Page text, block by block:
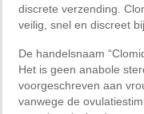
discrete verzending.
veilig, snel en discreet
De handelsnaam
Het is geen anabole
voorgeschreven aan
vanwege de